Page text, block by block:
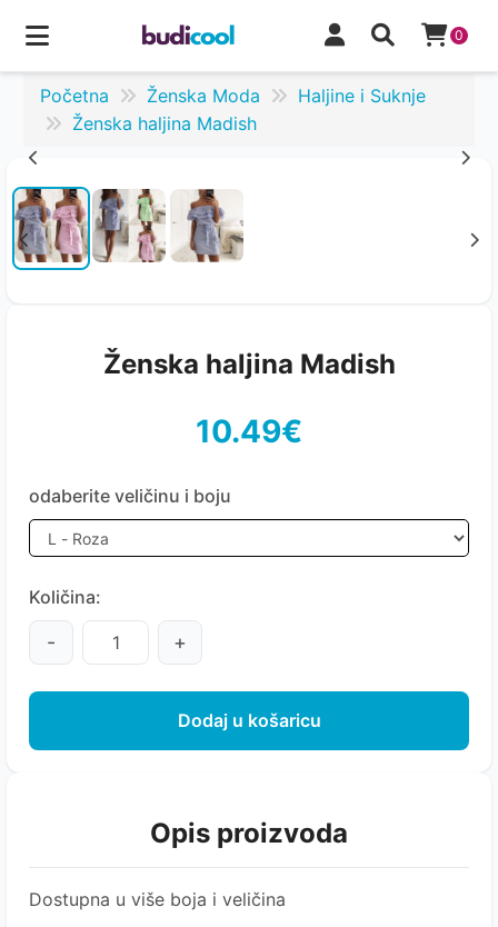
0
Početna Ženska Moda
Haljine i Suknje
Ženska haljina Madish
Ženska haljina Madish
10.49€
odaberite veličinu i boju
Količina:
- +
Dodaj u košaricu
Opis proizvoda
Dostupna u više boja i veličina